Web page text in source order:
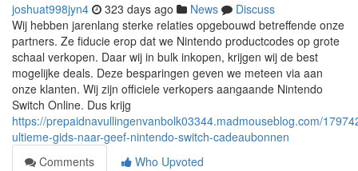
joshuat998jyn4 323 days ago News
Discuss
Wij hebben jarenlang sterke relaties opgebouwd betreffende onze
partners. Ze fiducie erop dat we Nintendo productcodes op grote
schaal verkopen. Daar wij in bulk inkopen, krijgen wij de best
mogelijke deals. Deze besparingen geven we meteen via aan
onze klanten. Wij zijn officiele verkopers aangaande Nintendo
Switch Online. Dus krijg
https://prepaidnavullingenvanbolk03344.madmouseblog.com/
ultieme-gids-naar-geef-nintendo-switch-cadeaubonnen
Comments
Who Upvoted